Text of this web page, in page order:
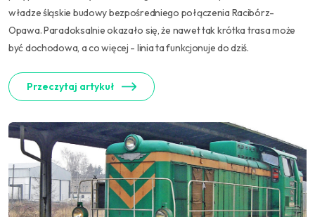
władze śląskie budowy bezpośredniego połączenia Racibórz-
Opawa. Paradoksalnie okazało się, że nawet tak krótka trasa może
być dochodowa, a co więcej - linia ta funkcjonuje do dziś.
Przeczytaj artykuł